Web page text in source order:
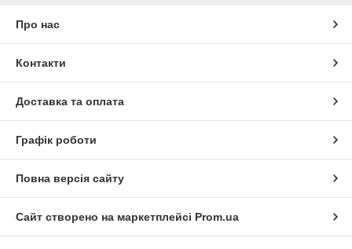
Про нас
Контакти
Доставка та оплата
Графік роботи
Повна версія сайту
Сайт створено на маркетплейсі Prom.ua